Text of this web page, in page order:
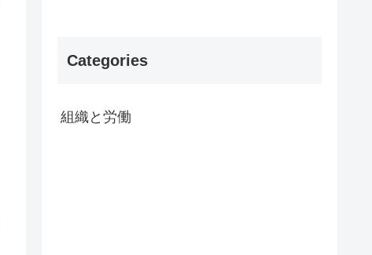
Categories
組織と労働